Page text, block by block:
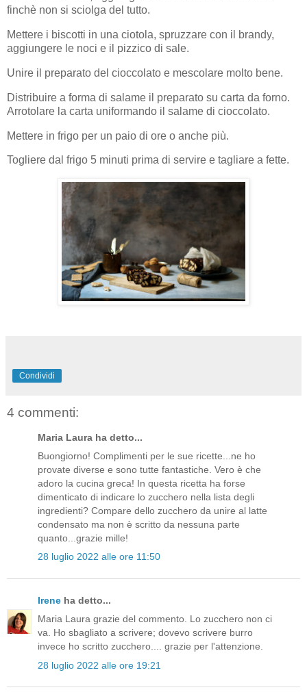
finchè non si sciolga del tutto.
Mettere i biscotti in una ciotola, spruzzare con il brandy,
aggiungere le noci e il pizzico di sale.
Unire il preparato del cioccolato e mescolare molto bene.
Distribuire a forma di salame il preparato su carta da forno.
Arrotolare la carta uniformando il salame di cioccolato.
Mettere in frigo per un paio di ore o anche più.
Togliere dal frigo 5 minuti prima di servire e tagliare a fette.
Condividi
4 commenti:
Maria Laura ha detto...
Buongiorno! Complimenti per le sue ricette...ne ho
provate diverse e sono tutte fantastiche. Vero è che
adoro la cucina greca! In questa ricetta ha forse
dimenticato di indicare lo zucchero nella lista degli
ingredienti? Compare dello zucchero da unire al latte
condensato ma non è scritto da nessuna parte
quanto...grazie mille!
28 luglio 2022 alle ore 11:50
Irene ha detto...
Maria Laura grazie del commento. Lo zucchero non ci
va. Ho sbagliato a scrivere; dovevo scrivere burro
invece ho scritto zucchero.... grazie per l'attenzione.
28 luglio 2022 alle ore 19:21